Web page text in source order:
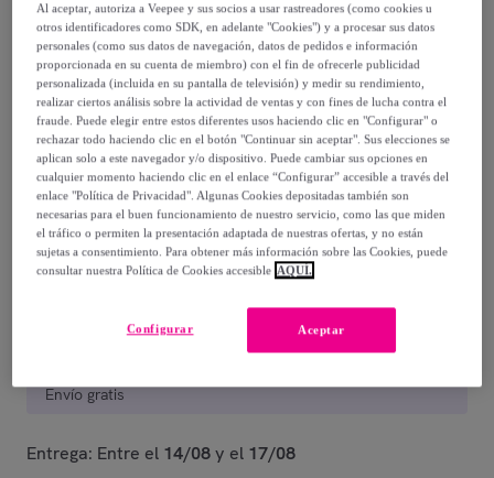
Desde
71,60 €
179,00 €
-60%
Guía de tallas
Vendido porMiroglio Fashion
Envío gratis
Entrega: Entre el 14/08y el 17/08
Al aceptar, autoriza a Veepee y sus socios a usar rastreadores (como cookies u
otros identificadores como SDK, en adelante "Cookies") y a procesar sus datos
personales (como sus datos de navegación, datos de pedidos e información
proporcionada en su cuenta de miembro) con el fin de ofrecerle publicidad
personalizada (incluida en su pantalla de televisión) y medir su rendimiento,
realizar ciertos análisis sobre la actividad de ventas y con fines de lucha contra el
fraude. Puede elegir entre estos diferentes usos haciendo clic en "Configurar" o
rechazar todo haciendo clic en el botón "Continuar sin aceptar". Sus elecciones se
aplican solo a este navegador y/o dispositivo. Puede cambiar sus opciones en
cualquier momento haciendo clic en el enlace “Configurar” accesible a través del
enlace "Política de Privacidad". Algunas Cookies depositadas también son
necesarias para el buen funcionamiento de nuestro servicio, como las que miden
el tráfico o permiten la presentación adaptada de nuestras ofertas, y no están
sujetas a consentimiento. Para obtener más información sobre las Cookies, puede
consultar nuestra Política de Cookies accesible AQUÍ.
Aceptar
Configurar